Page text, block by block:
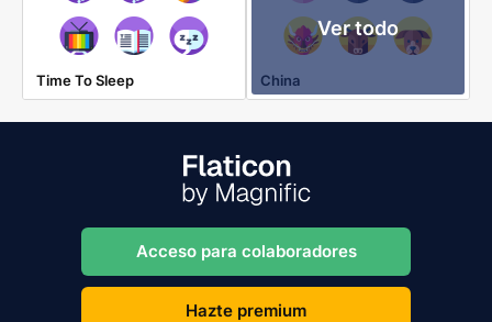
Time To Sleep
Ver todo
China
Acceso para colaboradores
Hazte premium